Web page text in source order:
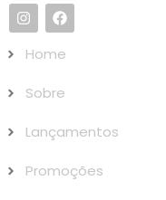
Home
Sobre
Lançamentos
Promoções